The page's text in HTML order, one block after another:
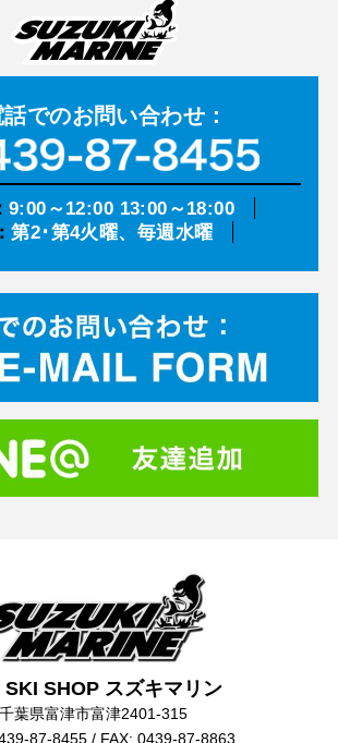
でのお問い合わせ：
9:00～12:00 13:00～18:00
第2･第4火曜、毎週水曜
SKI SHOP スズキマリン
千葉県富津市富津2401-315
87-8455 / FAX: 0439-87-8863